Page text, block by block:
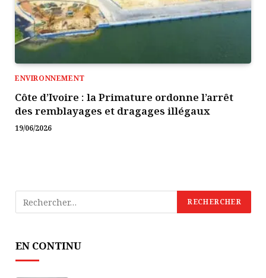
ENVIRONNEMENT
Côte d’Ivoire : la Primature ordonne l’arrêt
des remblayages et dragages illégaux
19/06/2026
EN CONTINU